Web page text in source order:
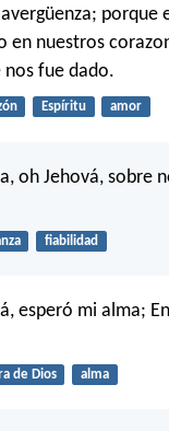
porque
en nuestros
nos fue dado.
Espíritu amor
oh Jehová, sobre
fiabilidad
esperó mi alma;
de Dios alma